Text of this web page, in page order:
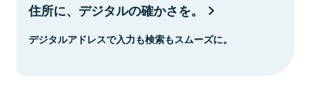
住所に、デジタルの確かさを。
デジタルアドレスで入力も検索もスムーズに。